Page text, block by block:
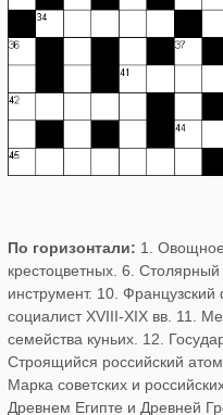
По горизонтали: 1.
крестоцветных. 6.
инструмент. 10.
социалист XVIII-XIX вв. 11.
семейства куньих. 12.
Строящийся российский
Марка советских и
Древнем Египте и Древней